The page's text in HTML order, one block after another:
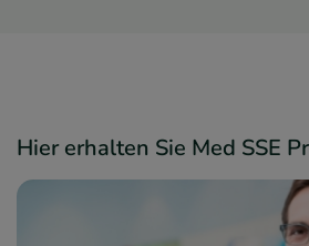
Hier erhalten Sie Med SSE